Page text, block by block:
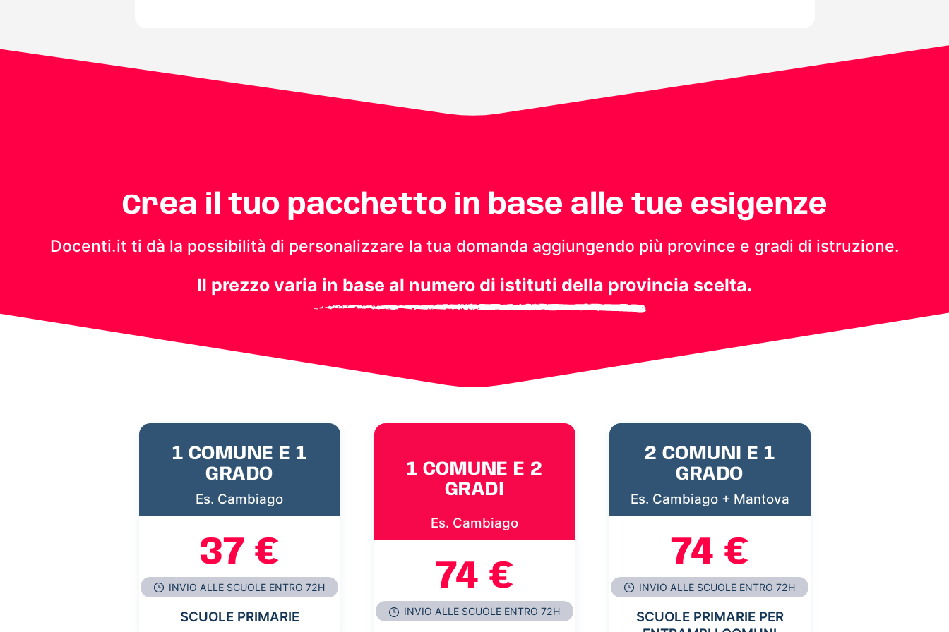
Crea il tuo pacchetto in base alle tue esigenze
Docenti.it ti dà la possibilità di personalizzare la tua domanda aggiungendo più province e gradi di istruzione.
Il prezzo varia in base al numero di istituti della provincia scelta.
1 COMUNE E 1
GRADO
Es. Cambiago
37 €
INVIO ALLE SCUOLE ENTRO 72H
SCUOLE PRIMARIE
1 COMUNE E 2
GRADI
Es. Cambiago
74 €
INVIO ALLE SCUOLE ENTRO 72H
2 COMUNI E 1
GRADO
Es. Cambiago + Mantova
74 €
INVIO ALLE SCUOLE ENTRO 72H
SCUOLE PRIMARIE PER